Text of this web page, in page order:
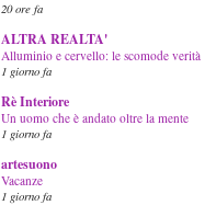
20 ore fa
ALTRA REALTA'
Alluminio e cervello: le scomode verità
1 giorno fa
Rè Interiore
Un uomo che è andato oltre la mente
1 giorno fa
artesuono
Vacanze
1 giorno fa